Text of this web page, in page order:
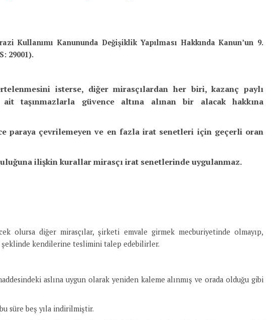
Kullanımı Kanununda Değişiklik Yapılması Hakkında Kanun’un 9.
29001).
isterse, diğer mirasçılardan her biri, kazanç paylı
taşınmazlarla güvence altına alınan bir alacak hakkına
paraya çevrilemeyen ve en fazla irat senetleri için geçerli oran
ilişkin kurallar mirasçı irat senetlerinde uygulanmaz.
olursa diğer mirasçılar, şirketi emvale girmek mecburiyetinde olmayıp,
kendilerine teslimini talep edebilirler.
aslına uygun olarak yeniden kaleme alınmış ve orada olduğu gibi
süre beş yıla indirilmiştir.